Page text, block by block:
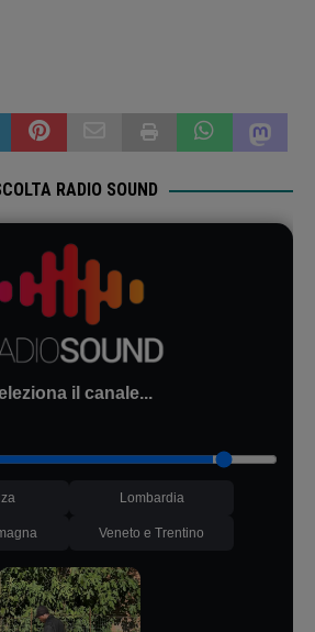
RADIO SOUND
il canale...
Lombardia
Veneto e Trentino